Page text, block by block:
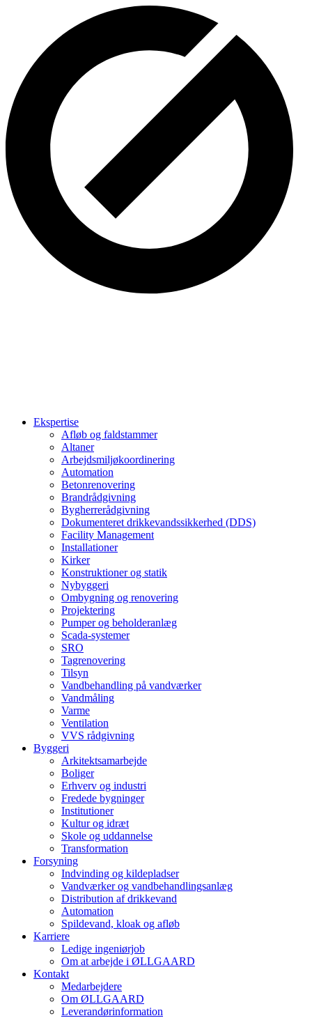
Ekspertise
Afløb og faldstammer
Altaner
Arbejdsmiljøkoordinering
Automation
Betonrenovering
Brandrådgivning
Bygherrerådgivning
Dokumenteret drikkevandssikkerhed (DDS)
Facility Management
Installationer
Kirker
Konstruktioner og statik
Nybyggeri
Ombygning og renovering
Projektering
Pumper og beholderanlæg
Scada-systemer
SRO
Tagrenovering
Tilsyn
Vandbehandling på vandværker
Vandmåling
Varme
Ventilation
VVS rådgivning
Byggeri
Arkitektsamarbejde
Boliger
Erhverv og industri
Fredede bygninger
Institutioner
Kultur og idræt
Skole og uddannelse
Transformation
Forsyning
Indvinding og kildepladser
Vandværker og vandbehandlingsanlæg
Distribution af drikkevand
Automation
Spildevand, kloak og afløb
Karriere
Ledige ingeniørjob
Om at arbejde i ØLLGAARD
Kontakt
Medarbejdere
Om ØLLGAARD
Leverandørinformation